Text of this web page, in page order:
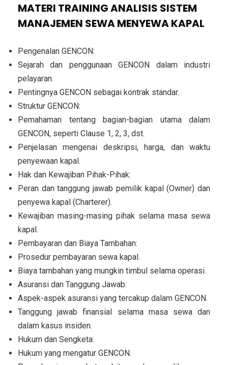
MATERI TRAINING ANALISIS SISTEM
MANAJEMEN SEWA MENYEWA KAPAL
Pengenalan GENCON:
Sejarah dan penggunaan GENCON dalam industri
pelayaran.
Pentingnya GENCON sebagai kontrak standar.
Struktur GENCON:
Pemahaman tentang bagian-bagian utama dalam
GENCON, seperti Clause 1, 2, 3, dst.
Penjelasan mengenai deskripsi, harga, dan waktu
penyewaan kapal.
Hak dan Kewajiban Pihak-Pihak:
Peran dan tanggung jawab pemilik kapal (Owner) dan
penyewa kapal (Charterer).
Kewajiban masing-masing pihak selama masa sewa
kapal.
Pembayaran dan Biaya Tambahan:
Prosedur pembayaran sewa kapal.
Biaya tambahan yang mungkin timbul selama operasi.
Asuransi dan Tanggung Jawab:
Aspek-aspek asuransi yang tercakup dalam GENCON.
Tanggung jawab finansial selama masa sewa dan
dalam kasus insiden.
Hukum dan Sengketa:
Hukum yang mengatur GENCON.